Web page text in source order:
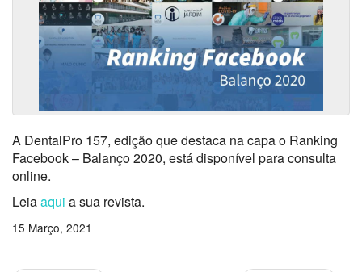
A DentalPro 157, edição que destaca na capa o Ranking
Facebook – Balanço 2020, está disponível para consulta
online.
Leiaaqui a sua revista.
15 Março, 2021